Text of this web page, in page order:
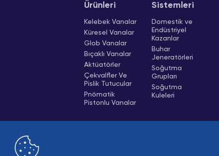
Ürünleri
Kelebek Vanalar
Küresel Vanalar
Glob Vanalar
Bıçaklı Vanalar
Aktüatörler
Çekvalfler Ve
Pislik Tutucular
Pnömatik
Pistonlu Vanalar
Sistemleri
Domestik ve
Endüstriyel
Kazanlar
Buhar
Jeneratörleri
Soğutma
Grupları
Soğutma
Kuleleri